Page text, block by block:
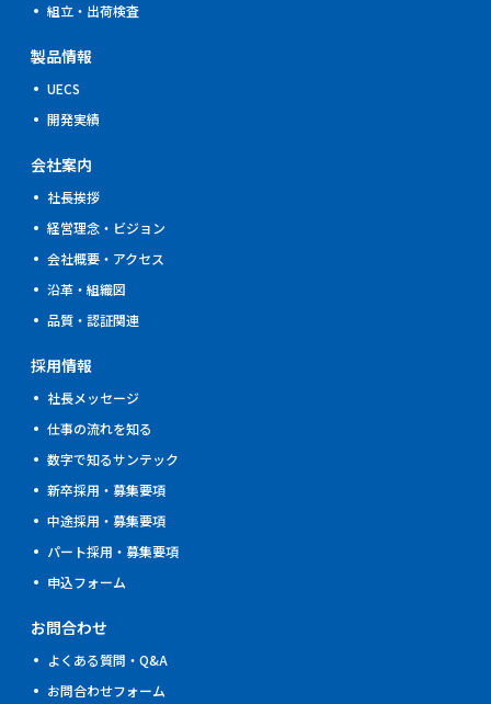
組立・出荷検査
製品情報
UECS
開発実績
会社案内
社長挨拶
経営理念・ビジョン
会社概要・アクセス
沿革・組織図
品質・認証関連
採用情報
社⾧メッセージ
仕事の流れを知る
数字で知るサンテック
新卒採用・募集要項
中途採用・募集要項
パート採用・募集要項
申込フォーム
お問合わせ
よくある質問・Q&A
お問合わせフォーム